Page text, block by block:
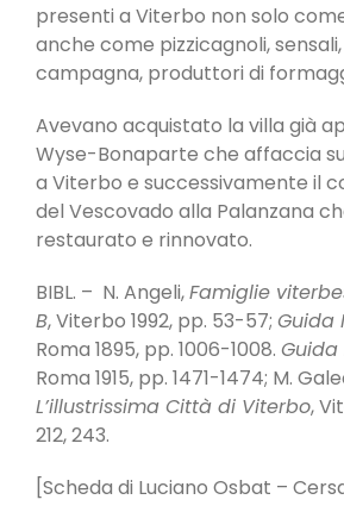
presenti a Viterbo non solo
anche come pizzicagnoli,
campagna, produttori di
Avevano acquistato la villa già
Wyse-Bonaparte che affaccia
a Viterbo e successivamente il
del Vescovado alla Palanzana
restaurato e rinnovato.
BIBL. – N. Angeli,Famiglie
B, Viterbo 1992, pp. 53-57; Guida
Roma 1895, pp. 1006-1008. Guida
Roma 1915, pp. 1471-1474; M.
L’illustrissima Città di Viterbo,
212, 243.
[Scheda di Luciano Osbat –